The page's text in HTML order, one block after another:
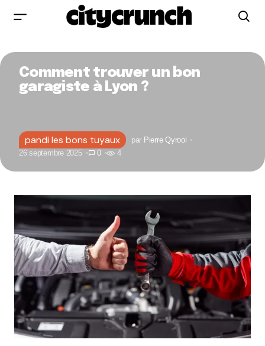
Comment trouver un bon
garagiste à Lyon ?
pandi les bons tuyaux par Pierre Qyrool
26 septembre 2025
0 4